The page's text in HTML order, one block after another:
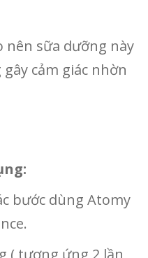
nên sữa dưỡng này
cảm giác nhờn
bước dùng Atomy
( tương ứng 2 lần